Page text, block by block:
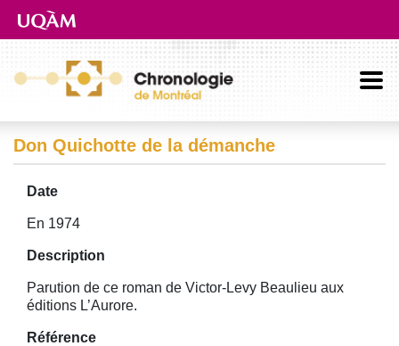
Aller directement au contenu principal
Don Quichotte de la démanche
Date
En 1974
Description
Parution de ce roman de Victor-Levy Beaulieu aux
éditions L’Aurore.
Référence